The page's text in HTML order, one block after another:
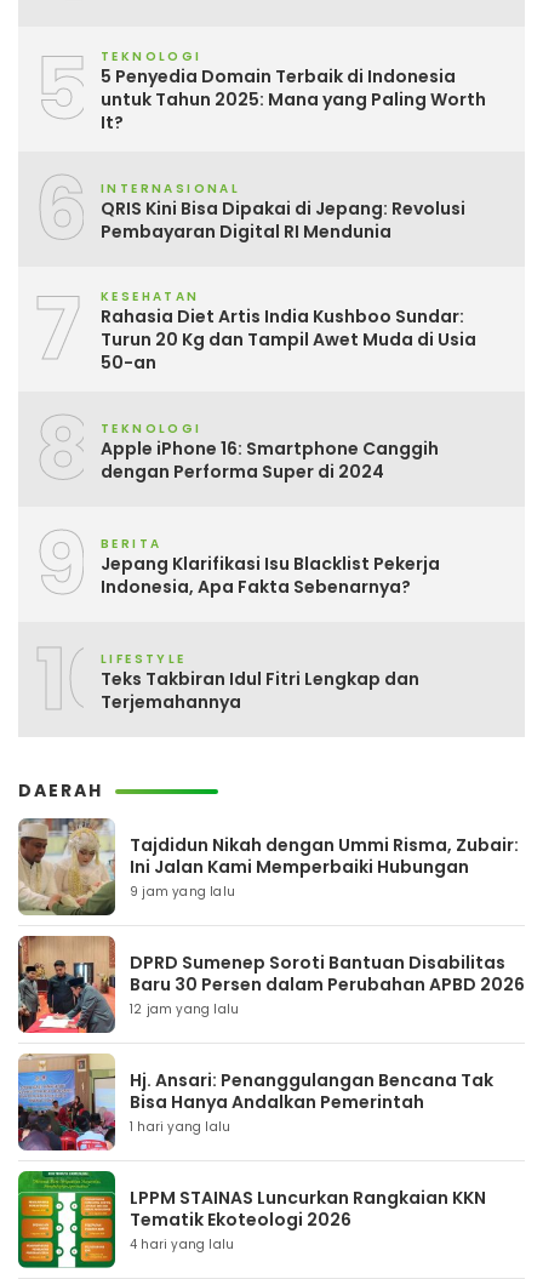
5 TEKNOLOGI
5 Penyedia Domain Terbaik di Indonesia
untuk Tahun 2025: Mana yang Paling Worth
It?
6 INTERNASIONAL
QRIS Kini Bisa Dipakai di Jepang: Revolusi
Pembayaran Digital RI Mendunia
7 KESEHATAN
Rahasia Diet Artis India Kushboo Sundar:
Turun 20 Kg dan Tampil Awet Muda di Usia
50-an
8 TEKNOLOGI
Apple iPhone 16: Smartphone Canggih
dengan Performa Super di 2024
9 BERITA
Jepang Klarifikasi Isu Blacklist Pekerja
Indonesia, Apa Fakta Sebenarnya?
10LIFESTYLE
Teks Takbiran Idul Fitri Lengkap dan
Terjemahannya
DAERAH
Tajdidun Nikah dengan Ummi Risma, Zubair:
Ini Jalan Kami Memperbaiki Hubungan
9 jam yang lalu
DPRD Sumenep Soroti Bantuan Disabilitas
Baru 30 Persen dalam Perubahan APBD 2026
12 jam yang lalu
Hj. Ansari: Penanggulangan Bencana Tak
Bisa Hanya Andalkan Pemerintah
1 hari yang lalu
LPPM STAINAS Luncurkan Rangkaian KKN
Tematik Ekoteologi 2026
4 hari yang lalu